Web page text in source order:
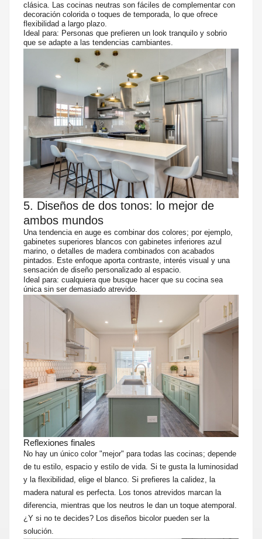
clásica. Las cocinas neutras son fáciles de complementar con
decoración colorida o toques de temporada, lo que ofrece
flexibilidad a largo plazo.
Ideal para: Personas que prefieren un look tranquilo y sobrio
que se adapte a las tendencias cambiantes.
5. Diseños de dos tonos: lo mejor de
ambos mundos
Una tendencia en auge es combinar dos colores; por ejemplo,
gabinetes superiores blancos con gabinetes inferiores azul
marino, o detalles de madera combinados con acabados
pintados. Este enfoque aporta contraste, interés visual y una
sensación de diseño personalizado al espacio.
Ideal para: cualquiera que busque hacer que su cocina sea
única sin ser demasiado atrevido.
Reflexiones finales
No hay un único color "mejor" para todas las cocinas; depende
de tu estilo, espacio y estilo de vida. Si te gusta la luminosidad
y la flexibilidad, elige el blanco. Si prefieres la calidez, la
madera natural es perfecta. Los tonos atrevidos marcan la
diferencia, mientras que los neutros le dan un toque atemporal.
¿Y si no te decides? Los diseños bicolor pueden ser la
solución.